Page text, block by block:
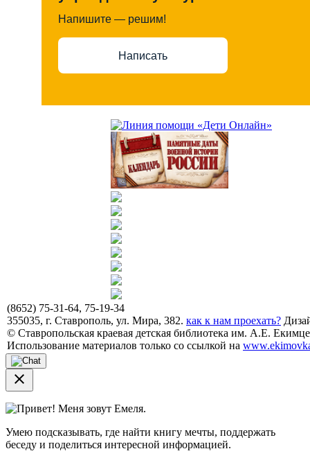
Напишите — решим!
Написать
(8652) 75-31-64, 75-19-34
355035, г. Ставрополь, ул. Мира, 382. как к нам проехать?
© Ставропольская краевая детская библиотека им. А.Е.
Использование материалов только со ссылкой на
close
Привет! Меня зовут Емеля.
Умею подсказывать, где найти книгу мечты, поддержать
беседу и поделиться интересной информацией.